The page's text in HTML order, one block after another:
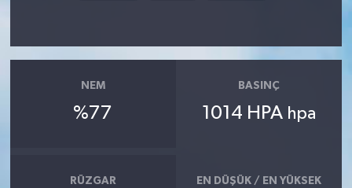
NEM
%77
BASINÇ
1014 HPA hpa
RÜZGAR EN DÜŞÜK / EN YÜKSEK
Etiketler